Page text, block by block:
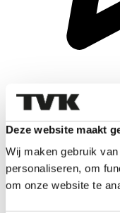
Deze website maakt
Wij maken gebruik
personaliseren, om
om onze website te